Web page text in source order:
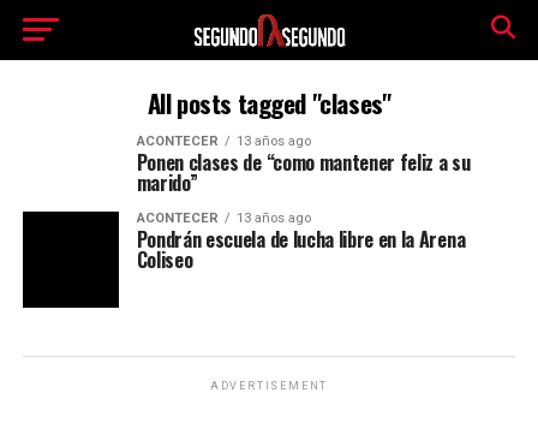
All posts tagged "clases"
ACONTECER 13 años ago
Ponen clases de “como mantener feliz a su
marido”
ACONTECER 13 años ago
Pondrán escuela de lucha libre en la Arena
Coliseo
ADVERTISEMENT